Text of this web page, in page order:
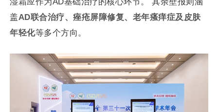
盖AD联合治疗、痤疮屏障修复、老年瘙痒症及皮肤
年轻化等多个方向。